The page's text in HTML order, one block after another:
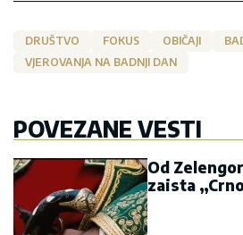
DRUŠTVO FOKUS OBIČAJI
VJEROVANJA NA BADNJI DAN
POVEZANE VESTI
Od
zaista